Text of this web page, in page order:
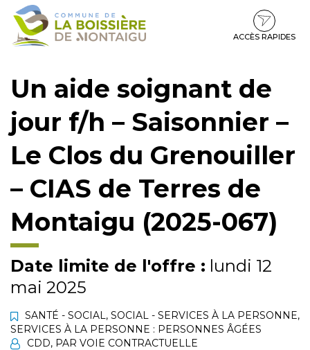
Gestion des traceurs
Aller
Aller
contenu
Aller
pied
ACCÈS RAPIDES
Un aide soignant de
jour f/h – Saisonnier –
Le Clos du Grenouiller
– CIAS de Terres de
Montaigu (2025-067)
Date limite de l'offre : lundi 12
mai 2025
SANTÉ - SOCIAL, SOCIAL - SERVICES À LA PERSONNE,
SERVICES À LA PERSONNE : PERSONNES ÂGÉES
CDD, PAR VOIE CONTRACTUELLE